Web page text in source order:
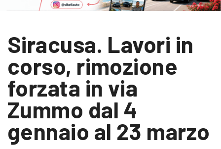
Siracusa. Lavori in
corso, rimozione
forzata in via
Zummo dal 4
gennaio al 23 marzo